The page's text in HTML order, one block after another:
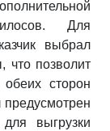
Для
выбрал
что позволит
обеих сторон
предусмотрен
выгрузки